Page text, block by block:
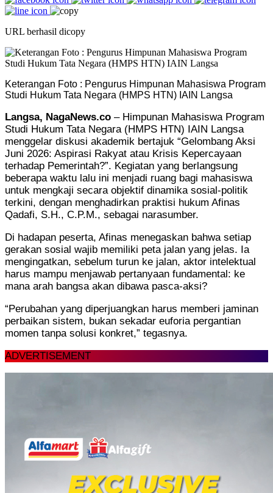
URL berhasil dicopy
Keterangan Foto : Pengurus Himpunan Mahasiswa Program
Studi Hukum Tata Negara (HMPS HTN) IAIN Langsa
Langsa, NagaNews.co – Himpunan Mahasiswa Program
Studi Hukum Tata Negara (HMPS HTN) IAIN Langsa
menggelar diskusi akademik bertajuk “Gelombang Aksi
Juni 2026: Aspirasi Rakyat atau Krisis Kepercayaan
terhadap Pemerintah?”. Kegiatan yang berlangsung
beberapa waktu lalu ini menjadi ruang bagi mahasiswa
untuk mengkaji secara objektif dinamika sosial-politik
terkini, dengan menghadirkan praktisi hukum Afinas
Qadafi, S.H., C.P.M., sebagai narasumber.
Di hadapan peserta, Afinas menegaskan bahwa setiap
gerakan sosial wajib memiliki peta jalan yang jelas. Ia
mengingatkan, sebelum turun ke jalan, aktor intelektual
harus mampu menjawab pertanyaan fundamental: ke
mana arah bangsa akan dibawa pasca-aksi?
“Perubahan yang diperjuangkan harus memberi jaminan
perbaikan sistem, bukan sekadar euforia pergantian
momen tanpa solusi konkret,” tegasnya.
ADVERTISEMENT